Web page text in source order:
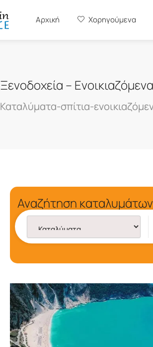
Αρχική Χορηγούμενα
Ξενοδοχεία –
Καταλύματα-σπίτια-
Αναζήτηση